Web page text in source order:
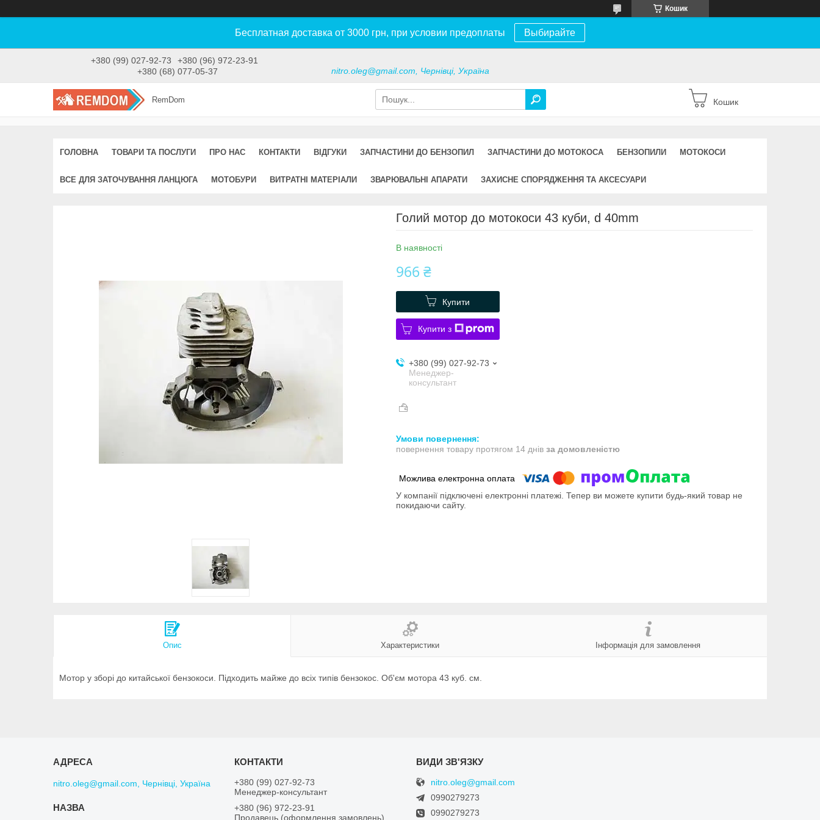
Кошик
Бесплатная доставка от 3000 грн, при условии предоплаты Выбирайте
+380 (99) 027-92-73
+380 (96) 972-23-91
+380 (68) 077-05-37
nitro.oleg@gmail.com, Чернівці, Україна
RemDom Кошик
ГОЛОВНА ТОВАРИ ТА ПОСЛУГИ ПРО НАС КОНТАКТИ ВІДГУКИ ЗАПЧАСТИНИ ДО БЕНЗОПИЛ ЗАПЧАСТИНИ ДО МОТОКОСА БЕНЗОПИЛИ МОТОКОСИ
ВСЕ ДЛЯ ЗАТОЧУВАННЯ ЛАНЦЮГА МОТОБУРИ ВИТРАТНІ МАТЕРІАЛИ ЗВАРЮВАЛЬНІ АПАРАТИ ЗАХИСНЕ СПОРЯДЖЕННЯ ТА АКСЕСУАРИ
Голий мотор до мотокоси 43 куби, d 40mm
В наявності
966 ₴
Купити
Купити з
+380 (99) 027-92-73
Менеджер-
консультант
повернення товару протягом 14 днів за домовленістю
У компанії підключені електронні платежі. Тепер ви можете купити будь-який товар не
покидаючи сайту.
Опис Характеристики Інформація для замовлення
Мотор у зборі до китайської бензокоси. Підходить майже до всіх типів бензокос. Об'єм мотора 43 куб. см.
nitro.oleg@gmail.com, Чернівці, Україна
+380 (99) 027-92-73
Менеджер-консультант
+380 (96) 972-23-91
Продавець (оформлення замовлень)
nitro.oleg@gmail.com
0990279273
0990279273